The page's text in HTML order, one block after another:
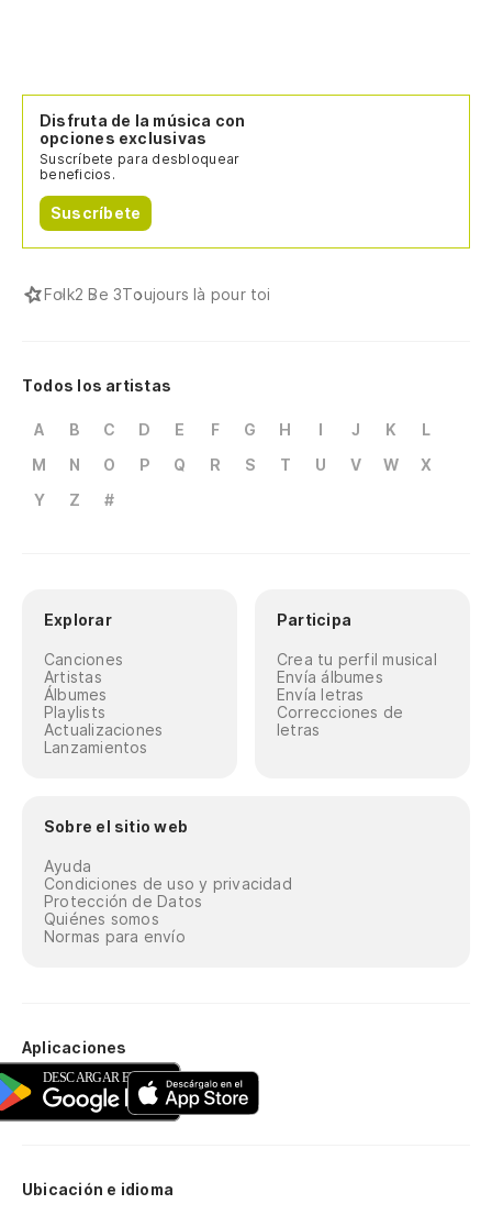
Disfruta de la música con
opciones exclusivas
Suscríbete para desbloquear
beneficios.
Suscríbete
Folk2 Be 3Toujours là pour toi
Todos los artistas
A B C D E F G H I J K
L
M
N O P Q R S T U V W
X
Y
Z #
Explorar
Canciones
Artistas
Álbumes
Playlists
Actualizaciones
Lanzamientos
Participa
Crea tu perfil musical
Envía álbumes
Envía letras
Correcciones de
letras
Sobre el sitio web
Ayuda
Condiciones de uso y privacidad
Protección de Datos
Quiénes somos
Normas para envío
Aplicaciones
Ubicación e idioma